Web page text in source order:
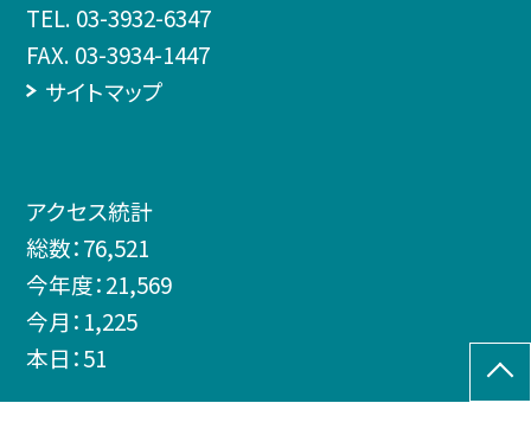
TEL. 03-3932-6347
FAX. 03-3934-1447
サイトマップ
アクセス統計
総数：76,521
今年度：21,569
今月： 1,225
本日：51